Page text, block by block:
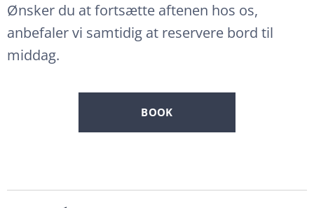
Ønsker du at fortsætte aftenen hos os,
anbefaler vi samtidig at reservere bord til
middag.
BOOK